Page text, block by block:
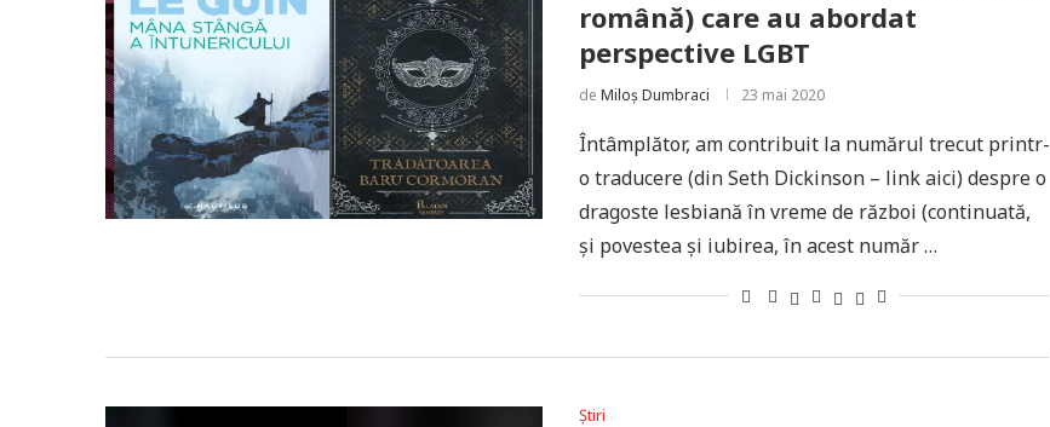
română) care au abordat
perspective LGBT
de Miloș Dumbraci 23 mai 2020
Întâmplător, am contribuit la numărul trecut printr-
o traducere (din Seth Dickinson – link aici) despre o
dragoste lesbiană în vreme de război (continuată,
și povestea și iubirea, în acest număr …
Știri